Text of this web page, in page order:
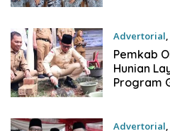
Advertorial,
Pemkab
Hunian
Program
Advertorial,